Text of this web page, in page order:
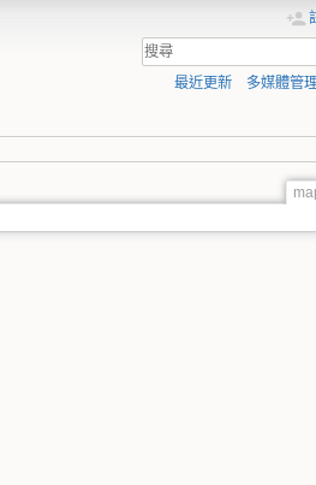
最近更新 多媒體管